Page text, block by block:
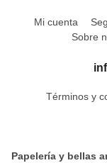
Mi cuenta
Sobre
Términos y
Papelería y bellas